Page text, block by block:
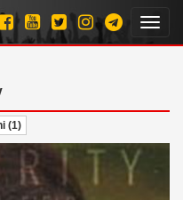
(1)